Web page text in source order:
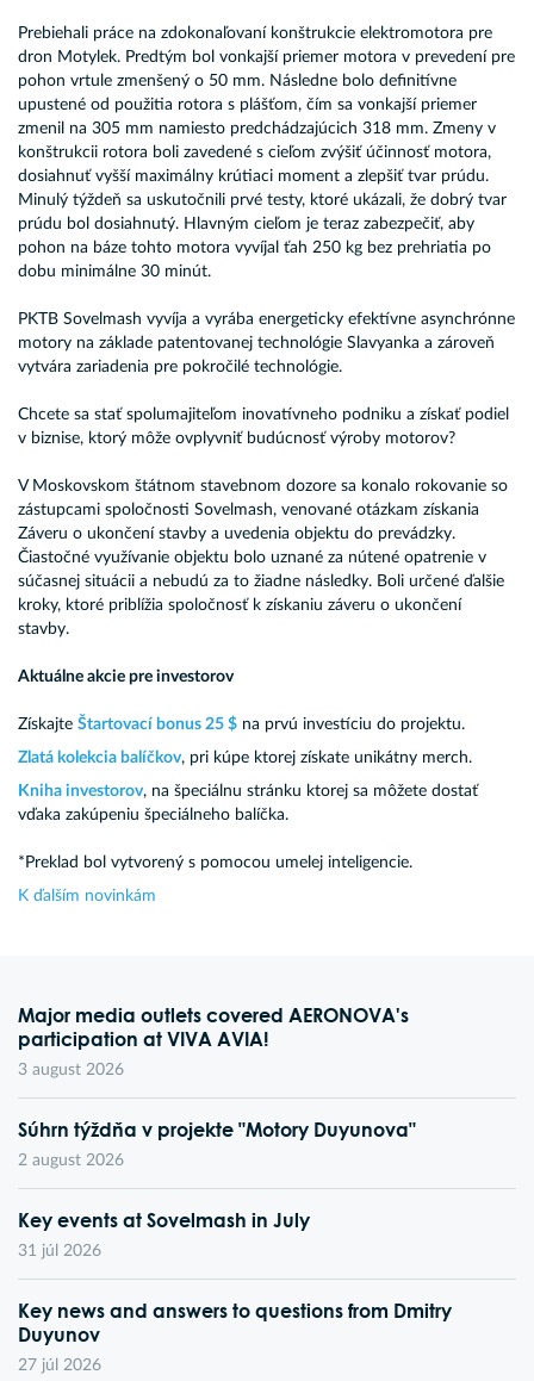
Prebiehali práce na zdokonaľovaní konštrukcie elektromotora pre
dron Motylek. Predtým bol vonkajší priemer motora v prevedení pre
pohon vrtule zmenšený o 50 mm. Následne bolo definitívne
upustené od použitia rotora s plášťom, čím sa vonkajší priemer
zmenil na 305 mm namiesto predchádzajúcich 318 mm. Zmeny v
konštrukcii rotora boli zavedené s cieľom zvýšiť účinnosť motora,
dosiahnuť vyšší maximálny krútiaci moment a zlepšiť tvar prúdu.
Minulý týždeň sa uskutočnili prvé testy, ktoré ukázali, že dobrý tvar
prúdu bol dosiahnutý. Hlavným cieľom je teraz zabezpečiť, aby
pohon na báze tohto motora vyvíjal ťah 250 kg bez prehriatia po
dobu minimálne 30 minút.
PKTB Sovelmash vyvíja a vyrába energeticky efektívne asynchrónne
motory na základe patentovanej technológie Slavyanka a zároveň
vytvára zariadenia pre pokročilé technológie.
Chcete sa stať spolumajiteľom inovatívneho podniku a získať podiel
v biznise, ktorý môže ovplyvniť budúcnosť výroby motorov?
V Moskovskom štátnom stavebnom dozore sa konalo rokovanie so
zástupcami spoločnosti Sovelmash, venované otázkam získania
Záveru o ukončení stavby a uvedenia objektu do prevádzky.
Čiastočné využívanie objektu bolo uznané za nútené opatrenie v
súčasnej situácii a nebudú za to žiadne následky. Boli určené ďalšie
kroky, ktoré priblížia spoločnosť k získaniu záveru o ukončení
stavby.
Aktuálne akcie pre investorov
Získajte Štartovací bonus 25 $ na prvú investíciu do projektu.
Zlatá kolekcia balíčkov, pri kúpe ktorej získate unikátny merch.
Kniha investorov, na špeciálnu stránku ktorej sa môžete dostať
vďaka zakúpeniu špeciálneho balíčka.
*Preklad bol vytvorený s pomocou umelej inteligencie.
K ďalším novinkám
Major media outlets covered AERONOVA's
participation at VIVA AVIA!
3 august 2026
Súhrn týždňa v projekte "Motory Duyunova"
2 august 2026
Key events at Sovelmash in July
31 júl 2026
Key news and answers to questions from Dmitry
Duyunov
27 júl 2026